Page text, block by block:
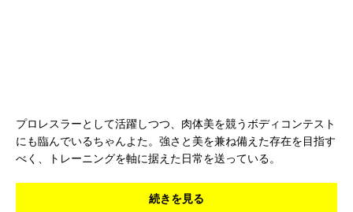
プロレスラーとして活躍しつつ、肉体美を競うボディコンテスト
にも臨んでいるちゃんよた。強さと美を兼ね備えた存在を目指す
べく、トレーニングを軸に据えた日常を送っている。
続きを見る